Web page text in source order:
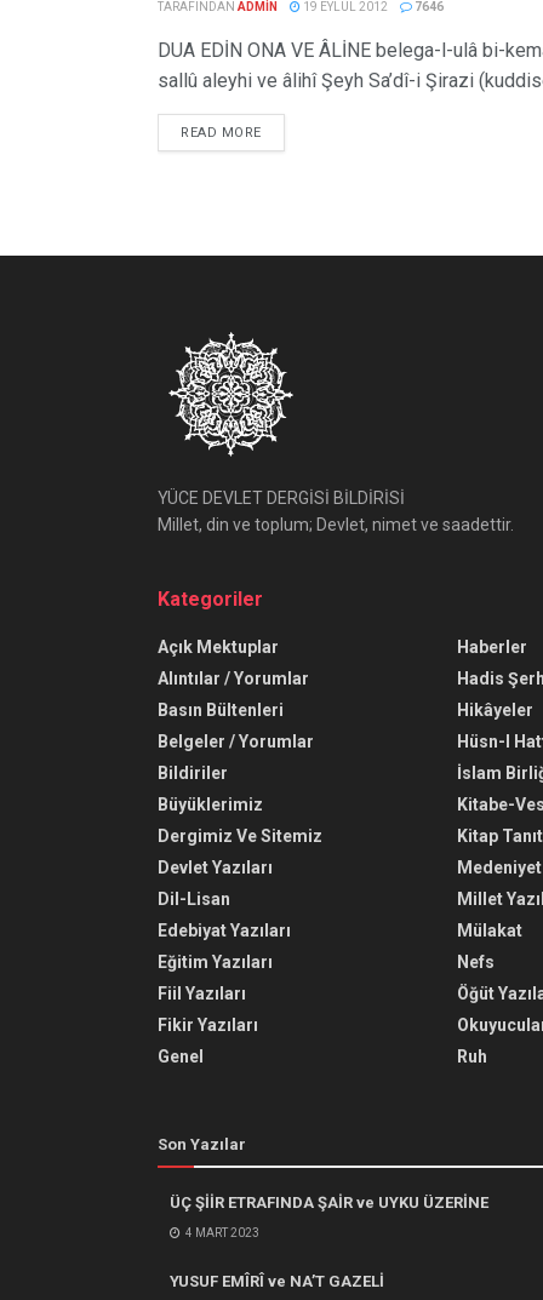
TARAFINDAN ADMIN 19 EYLÜL 2012 7646
DUA EDİN ONA VE ÂLİNE belega-l-ulâ bi-
sallû aleyhi ve âlihî Şeyh Sa’dî-i Şirazi
READ MORE
YÜCE DEVLET DERGİSİ BİLDİRİSİ
Millet, din ve toplum; Devlet, nimet ve saadettir.
Kategoriler
Açık Mektuplar
Alıntılar / Yorumlar
Basın Bültenleri
Belgeler / Yorumlar
Bildiriler
Büyüklerimiz
Dergimiz Ve Sitemiz
Devlet Yazıları
Dil-Lisan
Edebiyat Yazıları
Eğitim Yazıları
Fiil Yazıları
Fikir Yazıları
Genel
Haberler
Hadis
Hikâyeler
Hüsn-I
İslam
Kitabe-
Kitap
Medeniyet
Millet
Mülakat
Nefs
Öğüt
Ruh
Son Yazılar
ÜÇ ŞİİR ETRAFINDA ŞAİR ve UYKU ÜZERİNE
4 MART 2023
YUSUF EMÎRÎ ve NA’T GAZELİ